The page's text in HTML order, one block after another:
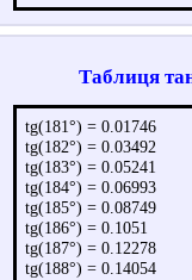
Таблиця
tg(181°) = 0.01746
tg(182°) = 0.03492
tg(183°) = 0.05241
tg(184°) = 0.06993
tg(185°) = 0.08749
tg(186°) = 0.1051
tg(187°) = 0.12278
tg(188°) = 0.14054